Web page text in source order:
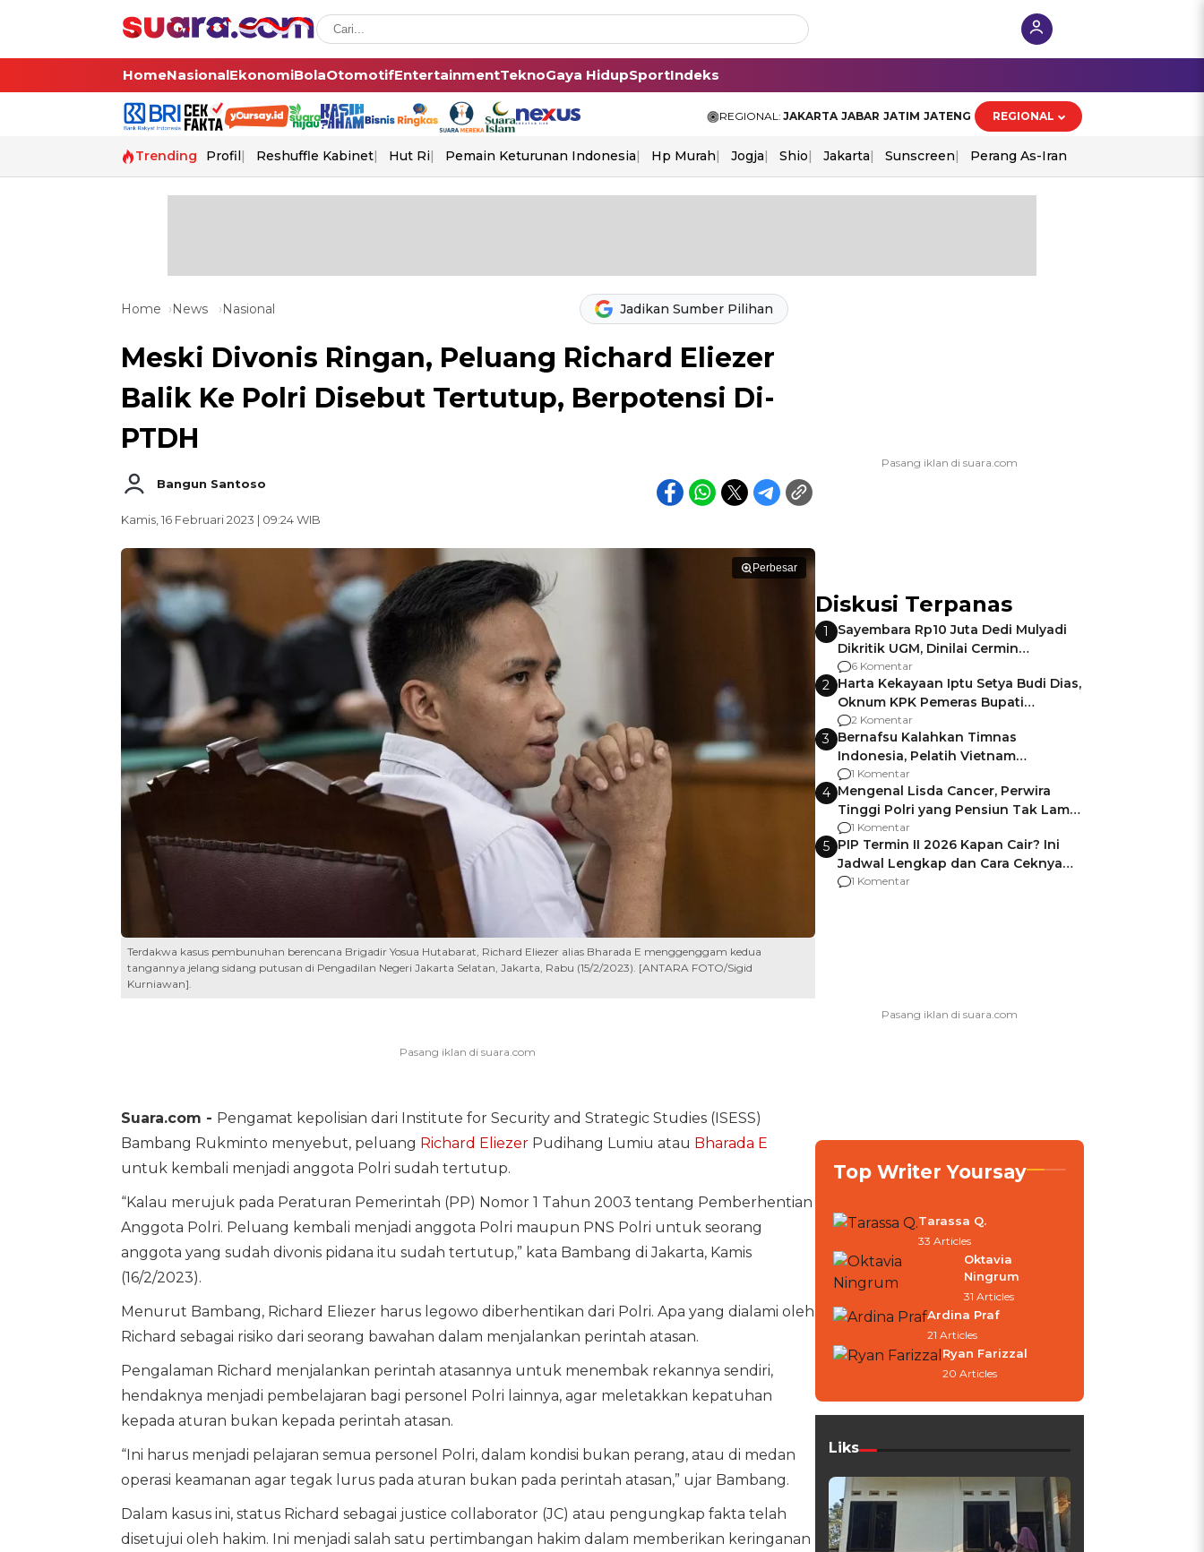
HomeNasionalEkonomiBolaOtomotifEntertainmentTeknoGaya HidupSportIndeks
REGIONAL: JAKARTA JABAR JATIM JATENG REGIONAL
Trending Profil Reshuffle Kabinet Hut Ri Pemain Keturunan Indonesia Hp Murah Jogja Shio Jakarta Sunscreen Perang As-Iran
Home News Nasional Jadikan Sumber Pilihan
Meski Divonis Ringan, Peluang Richard Eliezer
Balik Ke Polri Disebut Tertutup, Berpotensi Di-
PTDH
Bangun Santoso
Kamis, 16 Februari 2023 | 09:24 WIB
Perbesar
Terdakwa kasus pembunuhan berencana Brigadir Yosua Hutabarat, Richard Eliezer alias Bharada E menggenggam kedua
tangannya jelang sidang putusan di Pengadilan Negeri Jakarta Selatan, Jakarta, Rabu (15/2/2023). [ANTARA FOTO/Sigid
Kurniawan].
Suara.com - Pengamat kepolisian dari Institute for Security and Strategic Studies (ISESS)
Bambang Rukminto menyebut, peluang Richard EliezerPudihang Lumiu atau Bharada E
untuk kembali menjadi anggota Polri sudah tertutup.
“Kalau merujuk pada Peraturan Pemerintah (PP) Nomor 1 Tahun 2003 tentang Pemberhentian
Anggota Polri. Peluang kembali menjadi anggota Polri maupun PNS Polri untuk seorang
anggota yang sudah divonis pidana itu sudah tertutup,” kata Bambang di Jakarta, Kamis
(16/2/2023).
Menurut Bambang, Richard Eliezer harus legowo diberhentikan dari Polri. Apa yang dialami oleh
Richard sebagai risiko dari seorang bawahan dalam menjalankan perintah atasan.
Pengalaman Richard menjalankan perintah atasannya untuk menembak rekannya sendiri,
hendaknya menjadi pembelajaran bagi personel Polri lainnya, agar meletakkan kepatuhan
kepada aturan bukan kepada perintah atasan.
“Ini harus menjadi pelajaran semua personel Polri, dalam kondisi bukan perang, atau di medan
operasi keamanan agar tegak lurus pada aturan bukan pada perintah atasan,” ujar Bambang.
Dalam kasus ini, status Richard sebagai justice collaborator (JC) atau pengungkap fakta telah
disetujui oleh hakim. Ini menjadi salah satu pertimbangan hakim dalam memberikan keringanan
Diskusi Terpanas
1
Sayembara Rp10 Juta Dedi Mulyadi
Dikritik UGM, Dinilai Cermin
Gagalnya Negara Jamin Keamanan
6 Komentar
2 Harta Kekayaan Iptu Setya Budi Dias,
Oknum KPK Pemeras Bupati
Pemalang
2 Komentar
3 Bernafsu Kalahkan Timnas
Indonesia, Pelatih Vietnam
Berencana Pakai Jimat di Pakansari
1 Komentar
4 Mengenal Lisda Cancer, Perwira
Tinggi Polri yang Pensiun Tak Lama
Usai Jadi Brigjen
1 Komentar
5 PIP Termin II 2026 Kapan Cair? Ini
Jadwal Lengkap dan Cara Ceknya
agar Dana Tidak Hangus!
1 Komentar
Top Writer Yoursay
Tarassa Q.
33 Articles
Oktavia
Ningrum
31 Articles
Ardina Praf
21 Articles
Ryan Farizzal
20 Articles
Liks